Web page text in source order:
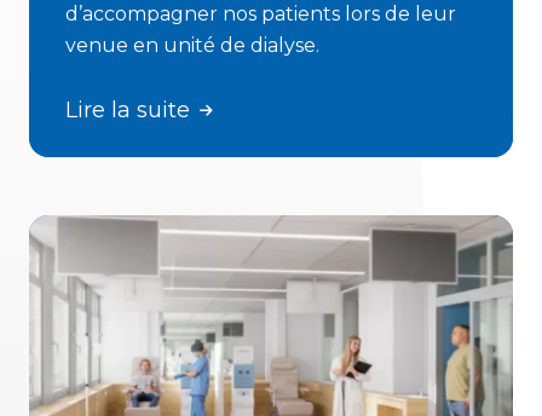
d’accompagner nos patients lors de leur
venue en unité de dialyse.
Lire la suite